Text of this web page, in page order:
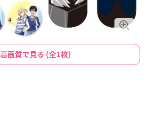
高画質で見る (全1枚)